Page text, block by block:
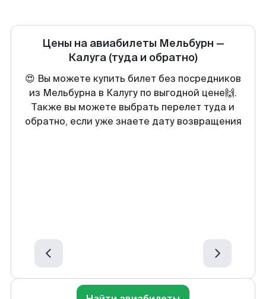
Цены на авиабилеты Мельбурн —
Калуга (туда и обратно)
😍 Вы можете купить билет без посредников
из Мельбурна в Калугу по выгодной цене🙌.
Также вы можете выбрать перелет туда и
обратно, если уже знаете дату возвращения